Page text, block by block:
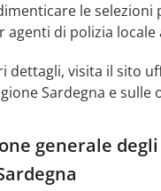
le selezioni
agenti di polizia locale
dettagli, visita il sito
Sardegna e
generale